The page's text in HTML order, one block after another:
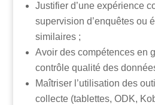
Justifier d’une expérience
supervision d’enquêtes ou
similaires ;
Avoir des compétences en
contrôle qualité des
Maîtriser l’utilisation des
collecte (tablettes, ODK,